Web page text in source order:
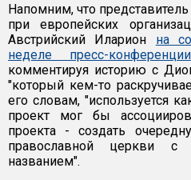
Напомним, что
при европейских
Австрийский Иларион на
неделе пресс-конференции
комментируя историю с
"который кем-то
его словам, "используется
проект мог бы
проекта - создать
православной церкви с
названием".